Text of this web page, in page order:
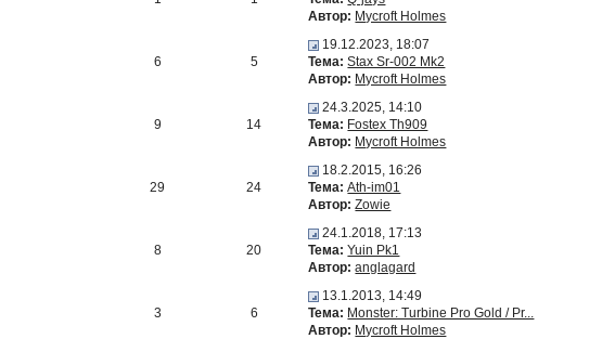
Автор: Mycroft Holmes
6 5
19.12.2023, 18:07
Тема: Stax Sr-002 Mk2
Автор: Mycroft Holmes
9 14
24.3.2025, 14:10
Тема: Fostex Th909
Автор: Mycroft Holmes
29 24
18.2.2015, 16:26
Тема: Ath-im01
Автор: Zowie
8 20
24.1.2018, 17:13
Тема: Yuin Pk1
Автор: anglagard
3 6
13.1.2013, 14:49
Тема: Monster: Turbine Pro Gold / Pr...
Автор: Mycroft Holmes